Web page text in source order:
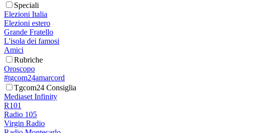
Speciali
Elezioni Italia
Elezioni estero
Grande Fratello
L'isola dei famosi
Amici
Rubriche
Oroscopo
#tgcom24amarcord
Tgcom24 Consiglia
Mediaset Infinity
R101
Radio 105
Virgin Radio